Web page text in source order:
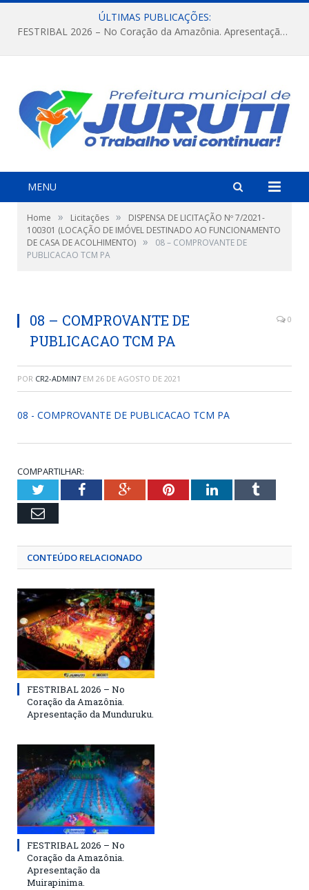
ÚLTIMAS PUBLICAÇÕES:
FESTRIBAL 2026 – No Coração da Amazônia. Apresentação da Munduruku.
MENU
Home » Licitações »
DISPENSA DE LICITAÇÃO Nº 7/2021-
100301 (LOCAÇÃO DE IMÓVEL DESTINADO AO FUNCIONAMENTO
DE CASA DE ACOLHIMENTO) »
08 – COMPROVANTE DE
PUBLICACAO TCM PA
08 – COMPROVANTE DE
PUBLICACAO TCM PA
0
POR CR2-ADMIN7 EM 26 DE AGOSTO DE 2021
08 - COMPROVANTE DE PUBLICACAO TCM PA
COMPARTILHAR:
TwitterFacebookGoogle+PinterestLinkedInTumblr
Email
CONTEÚDO RELACIONADO
FESTRIBAL 2026 – No
Coração da Amazônia.
Apresentação da Munduruku.
FESTRIBAL 2026 – No
Coração da Amazônia.
Apresentação da
Muirapinima.